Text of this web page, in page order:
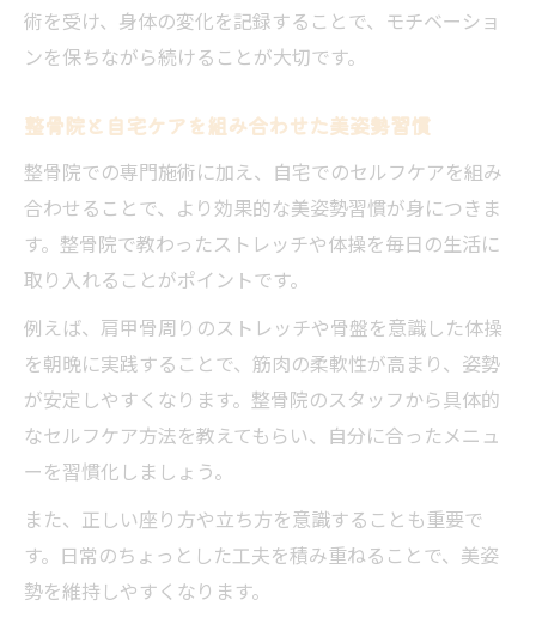
術を受け、身体の変化を記録することで、モチベーショ
ンを保ちながら続けることが大切です。
整骨院と自宅ケアを組み合わせた美姿勢習慣
整骨院での専門施術に加え、自宅でのセルフケアを組み
合わせることで、より効果的な美姿勢習慣が身につきま
す。整骨院で教わったストレッチや体操を毎日の生活に
取り入れることがポイントです。
例えば、肩甲骨周りのストレッチや骨盤を意識した体操
を朝晩に実践することで、筋肉の柔軟性が高まり、姿勢
が安定しやすくなります。整骨院のスタッフから具体的
なセルフケア方法を教えてもらい、自分に合ったメニュ
ーを習慣化しましょう。
また、正しい座り方や立ち方を意識することも重要で
す。日常のちょっとした工夫を積み重ねることで、美姿
勢を維持しやすくなります。